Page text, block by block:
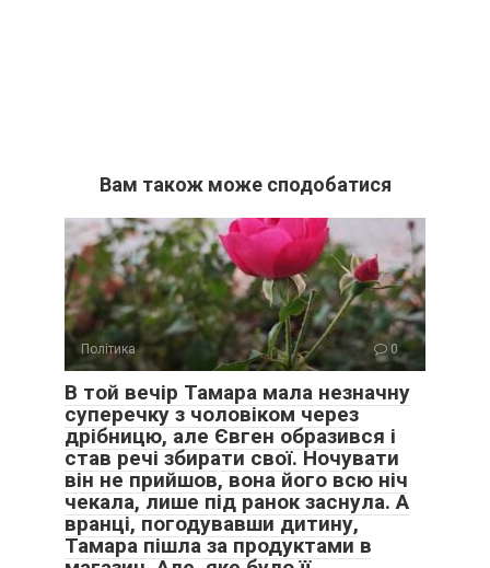
Вам також може сподобатися
Політика 0
В той вечір Тамара мала незначну
суперечку з чоловіком через
дрібницю, але Євген образився і
став речі збирати свої. Ночувати
він не прийшов, вона його всю ніч
чекала, лише під ранок заснула. А
вранці, погодувавши дитину,
Тамара пішла за продуктами в